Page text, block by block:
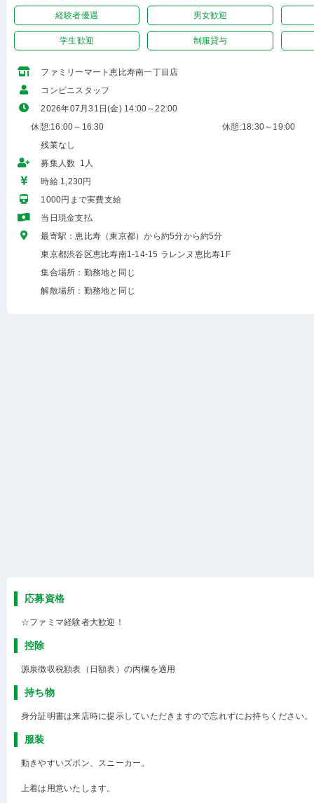
経験者優遇 男女歓迎
学生歓迎 制服貸与
ファミリーマート恵比寿南一丁目店
コンビニスタッフ
2026年07月31日(金) 14:00～22:00
休憩:16:00～16:30
休憩:18:30～19:00
残業なし
募集人数 1人
時給 1,230円
1000円まで実費支給
当日現金支払
最寄駅：恵比寿（東京都）から約5分から約5分
東京都渋谷区恵比寿南1-14-15 ラレンヌ恵比寿1F
集合場所：勤務地と同じ
解散場所：勤務地と同じ
応募資格
☆ファミマ経験者大歓迎！
控除
源泉徴収税額表（日額表）の丙欄を適用
持ち物
身分証明書は来店時に提示していただきますので忘れずにお持ちください。
服装
動きやすいズボン、スニーカー。
上着は用意いたします。